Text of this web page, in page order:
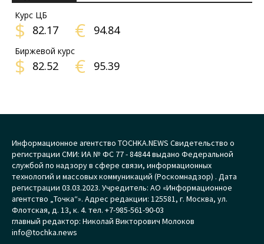
Курс ЦБ
$ 82.17 € 94.84
Биржевой курс
$ 82.52 € 95.39
Информационное агентство TOCHKA.NEWS Свидетельство о
регистрации СМИ: ИА № ФС 77 - 84844 выдано Федеральной
службой по надзору в сфере связи, информационных
технологий и массовых коммуникаций (Роскомнадзор) . Дата
регистрации 03.03.2023. Учредитель: АО «Информационное
агентство „Точка“». Адрес редакции: 125581, г. Москва, ул.
Флотская, д. 13, к. 4. тел. +7-985-561-90-03
главный редактор: Николай Викторович Молоков
info@tochka.news